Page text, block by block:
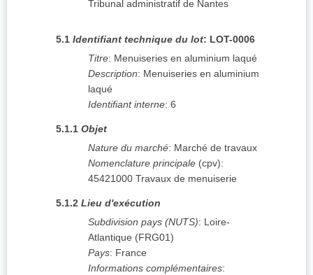
Tribunal administratif de Nantes
5.1 Identifiant technique du lot: LOT-0006
Titre: Menuiseries en aluminium laqué
Description: Menuiseries en aluminium
laqué
Identifiant interne: 6
5.1.1 Objet
Nature du marché: Marché de travaux
Nomenclature principale (cpv):
45421000 Travaux de menuiserie
5.1.2 Lieu d'exécution
Subdivision pays (NUTS): Loire-
Atlantique (FRG01)
Pays: France
Informations complémentaires: